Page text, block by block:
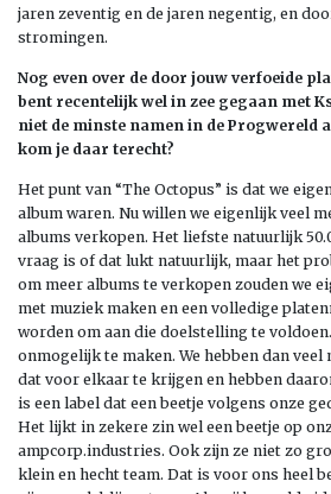
jaren zeventig en de jaren negentig, en
stromingen.
Nog even over de door jouw verfoeide
bent recentelijk wel in zee gegaan met
niet de minste namen in de Progwereld
kom je daar terecht?
Het punt van “The Octopus” is dat we
album waren. Nu willen we eigenlijk veel
albums verkopen. Het liefste natuurlijk
vraag is of dat lukt natuurlijk, maar het
om meer albums te verkopen zouden we
met muziek maken en een volledige
worden om aan die doelstelling te
onmogelijk te maken. We hebben dan
dat voor elkaar te krijgen en hebben
is een label dat een beetje volgens onze
Het lijkt in zekere zin wel een beetje op
ampcorp.industries. Ook zijn ze niet zo
klein en hecht team. Dat is voor ons heel